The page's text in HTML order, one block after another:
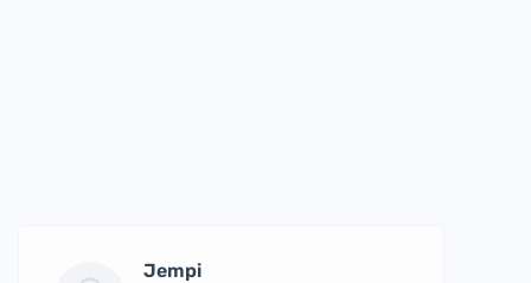
Jempi